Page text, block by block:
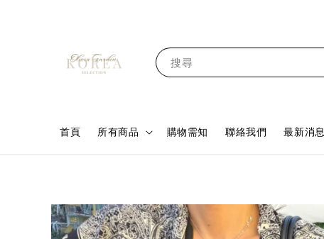
搜尋
首頁 所有商品 購物需知 聯絡我們 最新消息